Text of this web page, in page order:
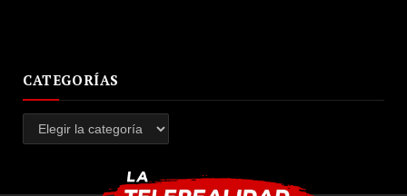
CATEGORÍAS
Categorías